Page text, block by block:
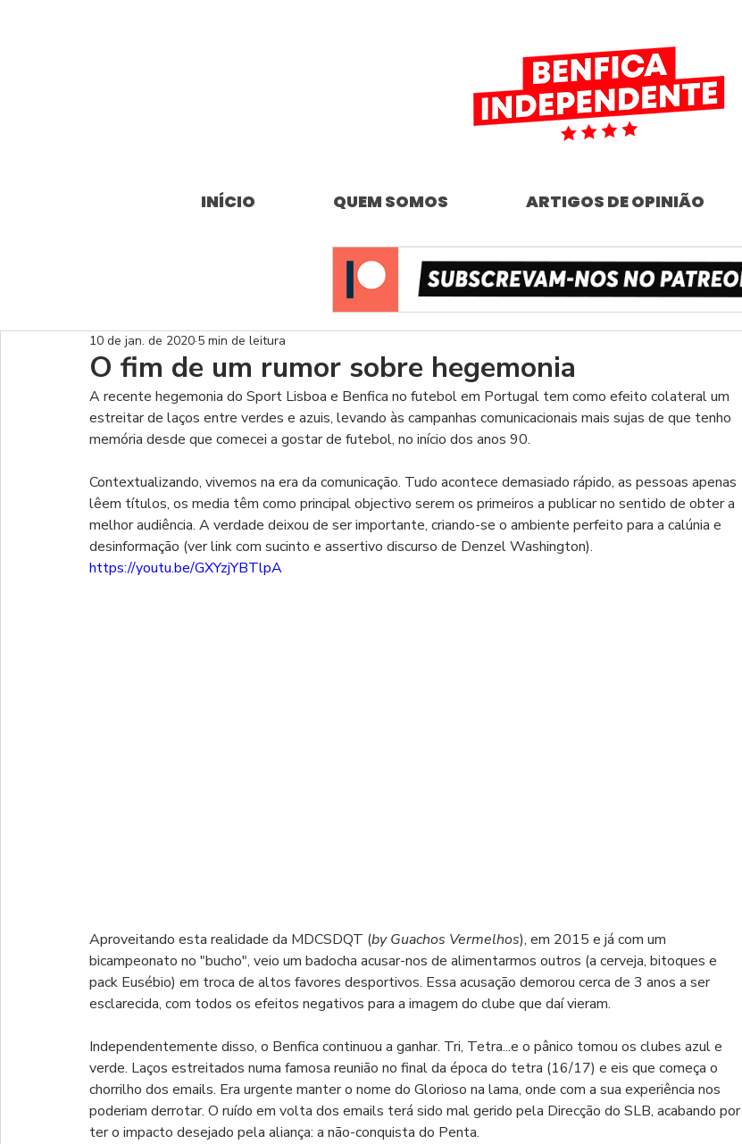
INÍCIO QUEM SOMOS ARTIGOS DE OPINIÃO
O fim de um rumor sobre hegemonia
10 de jan. de 2020 5 min de leitura
A recente hegemonia do Sport Lisboa e Benfica no futebol em Portugal tem como efeito colateral um
estreitar de laços entre verdes e azuis, levando às campanhas comunicacionais mais sujas de que tenho
memória desde que comecei a gostar de futebol, no início dos anos 90.
Contextualizando, vivemos na era da comunicação. Tudo acontece demasiado rápido, as pessoas apenas
lêem títulos, os media têm como principal objectivo serem os primeiros a publicar no sentido de obter a
melhor audiência. A verdade deixou de ser importante, criando-se o ambiente perfeito para a calúnia e
desinformação (ver link com sucinto e assertivo discurso de Denzel Washington).
https://youtu.be/GXYzjYBTlpA
Aproveitando esta realidade da MDCSDQT (by Guachos Vermelhos), em 2015 e já com um
bicampeonato no "bucho", veio um badocha acusar-nos de alimentarmos outros (a cerveja, bitoques e
pack Eusébio) em troca de altos favores desportivos. Essa acusação demorou cerca de 3 anos a ser
esclarecida, com todos os efeitos negativos para a imagem do clube que daí vieram.
Independentemente disso, o Benfica continuou a ganhar. Tri, Tetra...e o pânico tomou os clubes azul e
verde. Laços estreitados numa famosa reunião no final da época do tetra (16/17) e eis que começa o
chorrilho dos emails. Era urgente manter o nome do Glorioso na lama, onde com a sua experiência nos
poderiam derrotar. O ruído em volta dos emails terá sido mal gerido pela Direcção do SLB, acabando por
ter o impacto desejado pela aliança: a não-conquista do Penta.